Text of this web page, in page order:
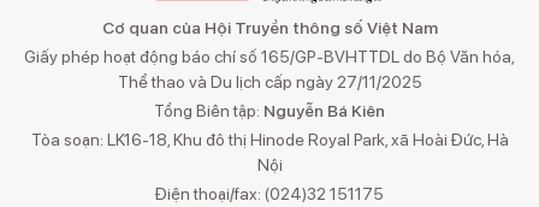
Cơ quan của Hội Truyền thông số Việt Nam
Giấy phép hoạt động báo chí số 165/GP-BVHTTDL do Bộ Văn hóa,
Thể thao và Du lịch cấp ngày 27/11/2025
Tổng Biên tập: Nguyễn Bá Kiên
Tòa soạn: LK16-18, Khu đô thị Hinode Royal Park, xã Hoài Đức, Hà
Nội
Điện thoại/fax: (024)32 151175